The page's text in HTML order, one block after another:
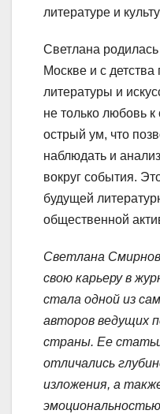
литературе и
Светлана
Москве и с детства
литературы и
не только любовь
острый ум, что
наблюдать и
вокруг события.
будущей
общественной
Светлана
свою карьеру в
стала одной из
авторов ведущих
страны. Ее
отличались
изложения, а